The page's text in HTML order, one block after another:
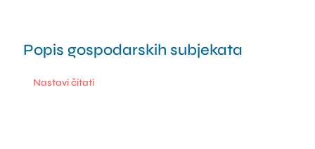
0.1 min read
Popis gospodarskih subjekata
Nastavi čitati